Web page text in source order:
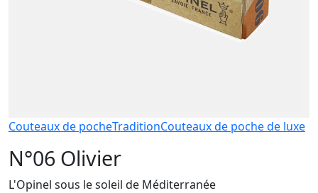
Couteaux de pocheTraditionCouteaux de poche de luxe
N°06 Olivier
L'Opinel sous le soleil de Méditerranée